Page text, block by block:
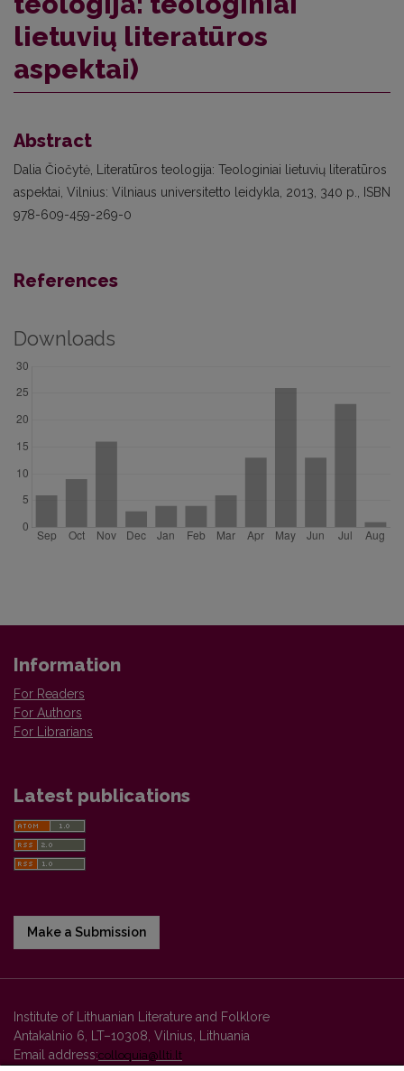
lietuvių literatūros
aspektai)
Abstract
Dalia Čiočytė, Literatūros teologija: Teologiniai lietuvių literatūros
aspektai, Vilnius: Vilniaus universitetto leidykla, 2013, 340 p., ISBN
978-609-459-269-0
References
Downloads
Information
For Readers
For Authors
For Librarians
Latest publications
Make a Submission
Institute of Lithuanian Literature and Folklore
Antakalnio 6, LT–10308, Vilnius, Lithuania
Email address:colloquia@llti.lt